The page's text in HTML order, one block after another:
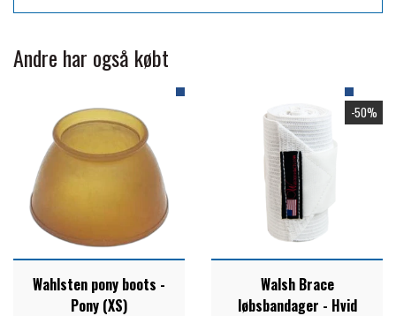
PREMIER EQUINE KØLETERAPI
PREMIER EQUINE GROOMING & STALD
PREMIER EQUINE RYTTER
PHARMACARE
PREMIER EQUINE
Andre har også købt
Wahlsten pony boots -
Pony (XS)
-50%
Walsh Brace
løbsbandager - Hvid